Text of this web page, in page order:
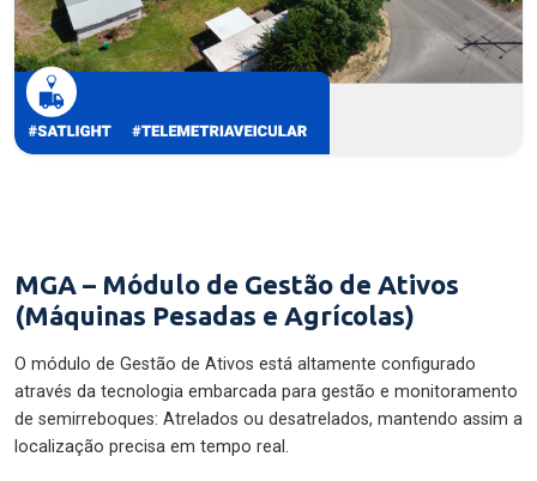
MGA – Módulo de Gestão de Ativos
(Máquinas Pesadas e Agrícolas)
O módulo de Gestão de Ativos está altamente configurado
através da tecnologia embarcada para gestão e monitoramento
de semirreboques: Atrelados ou desatrelados, mantendo assim a
localização precisa em tempo real.